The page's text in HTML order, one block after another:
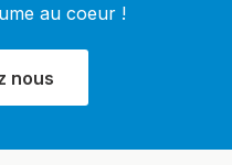
au coeur !
nous